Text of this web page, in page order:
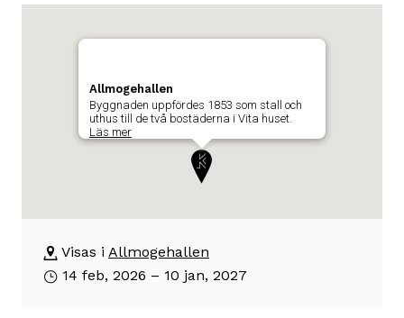
byggnadens
position
Allmogehallen
Byggnaden uppfördes 1853 som stall och
uthus till de två bostäderna i Vita huset.
Läs mer
Byggnaden
uppfördes
Visas i Allmogehallen
14 feb, 2026 – 10 jan, 2027